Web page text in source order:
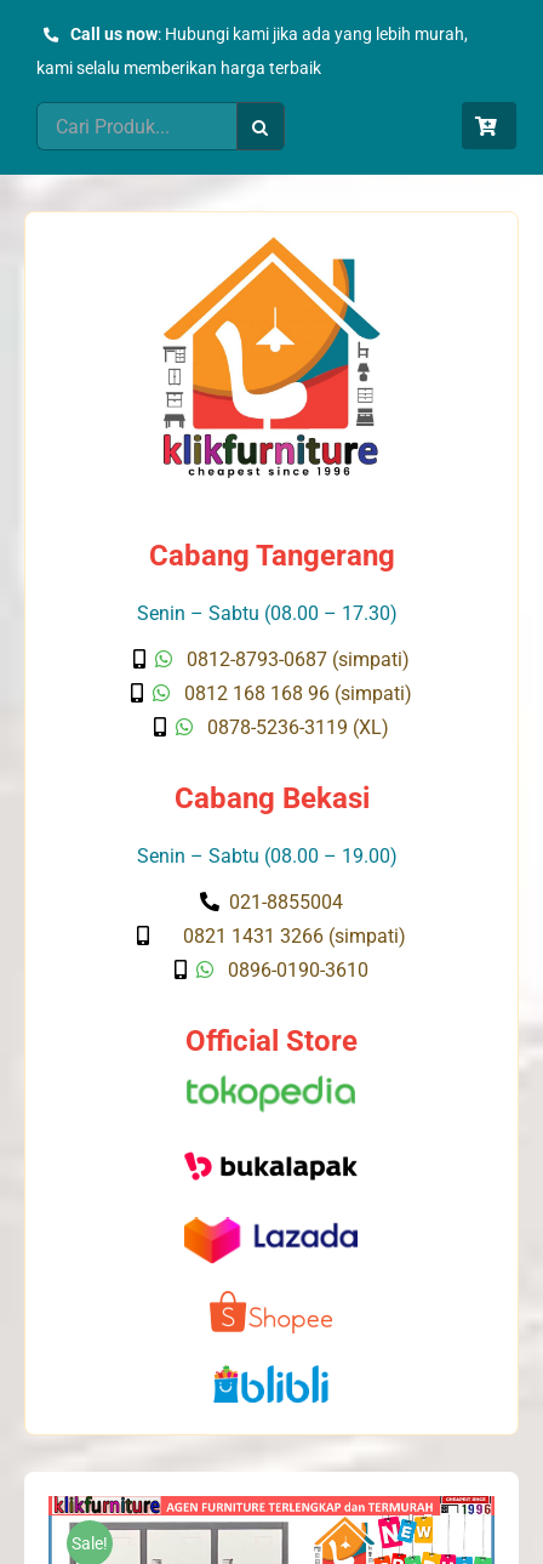
Call us now: Hubungi kami jika ada yang lebih murah,
kami selalu memberikan harga terbaik
Search
for:
Cabang Tangerang
Senin – Sabtu (08.00 – 17.30)
0812-8793-0687 (simpati)
0812 168 168 96 (simpati)
0878-5236-3119 (XL)
Cabang Bekasi
Senin – Sabtu (08.00 – 19.00)
021-8855004
0821 1431 3266 (simpati)
0896-0190-3610
Official Store
Sale!